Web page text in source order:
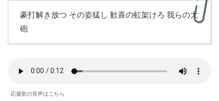
豪打解き放つ その姿猛し 歓喜の虹架けろ 我らの⼤
砲
応援歌の音声はこちら